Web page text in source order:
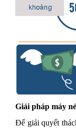
Giải pháp máy
Để giải quyết